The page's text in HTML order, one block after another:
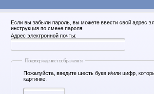
Если вы забыли пароль, вы можете ввести свой адрес
инструкция по смене пароля.
Адрес электронной почты:
Подтверждение изображения
Пожалуйста, введите шесть букв и/или цифр,
картинке.